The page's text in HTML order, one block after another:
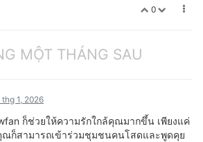
0
MỘT THÁNG SAU
1, 2026
ก็ช่วยให้ความรักใกล้คุณมากขึ้น เพียงแค่
ก็สามารถเข้าร่วมชุมชนคนโสดและพูดคุย